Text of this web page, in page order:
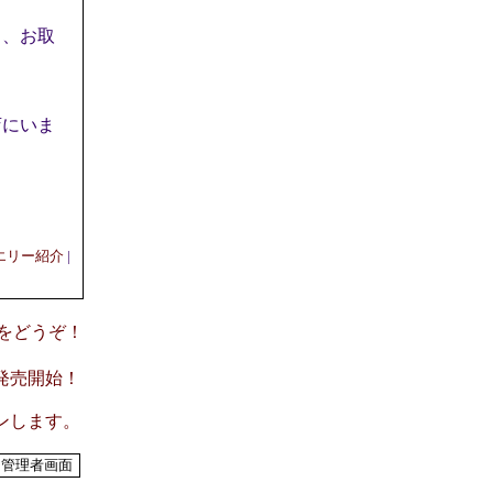
お取
いま
リー紹介 |
どうぞ！
開始！
ます。